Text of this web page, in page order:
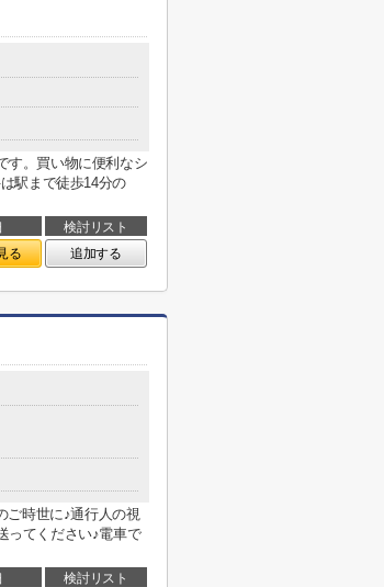
す。買い物に便利なシ
駅まで徒歩14分の
検討リスト
る 追加する
ご時世に♪通行人の視
ってください♪電車で
検討リスト